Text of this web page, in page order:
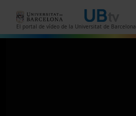
El portal de vídeo de la Universitat de Barcelona